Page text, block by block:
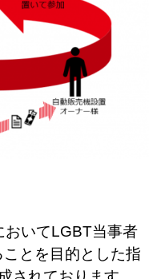
おいてLGBT当事者
とを目的とした指